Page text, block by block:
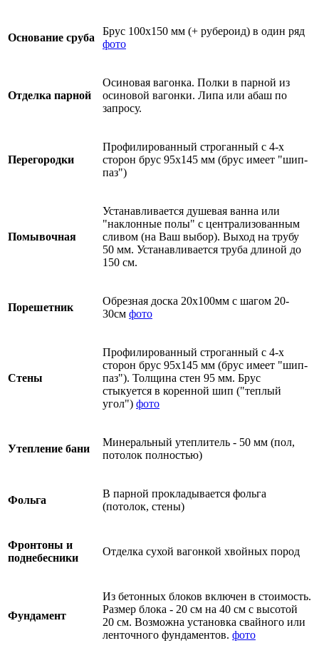
Основание сруба
Брус 100х150 мм (+ рубероид) в один ряд
фото
Отделка парной
Осиновая вагонка. Полки в парной из
осиновой вагонки. Липа или абаш по
запросу.
Перегородки
Профилированный строганный с 4-х
сторон брус 95х145 мм (брус имеет "шип-
паз")
Помывочная
Устанавливается душевая ванна или
"наклонные полы" с централизованным
сливом (на Ваш выбор). Выход на трубу
50 мм. Устанавливается труба длиной до
150 см.
Порешетник
Обрезная доска 20х100мм с шагом 20-
30см фото
Стены
Профилированный строганный с 4-х
сторон брус 95х145 мм (брус имеет "шип-
паз"). Толщина стен 95 мм. Брус
стыкуется в коренной шип ("теплый
угол") фото
Утепление бани
Минеральный утеплитель - 50 мм (пол,
потолок полностью)
Фольга
В парной прокладывается фольга
(потолок, стены)
Фронтоны и
поднебесники
Отделка сухой вагонкой хвойных пород
Фундамент
Из бетонных блоков включен в стоимость.
Размер блока - 20 см на 40 см с высотой
20 см. Возможна установка свайного или
ленточного фундаментов. фото